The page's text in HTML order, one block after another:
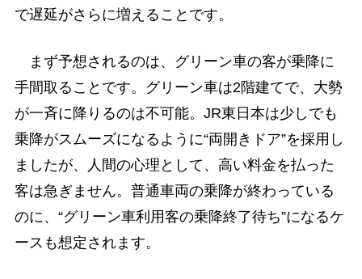
で遅延がさらに増えることです。
まず予想されるのは、グリーン車の客が乗降に
手間取ることです。グリーン車は2階建てで、大勢
が一斉に降りるのは不可能。JR東日本は少しでも
乗降がスムーズになるように“両開きドア”を採用し
ましたが、人間の心理として、高い料金を払った
客は急ぎません。普通車両の乗降が終わっている
のに、“グリーン車利用客の乗降終了待ち”になるケ
ースも想定されます。